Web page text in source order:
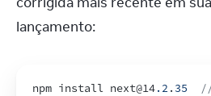
lançamento:
npm install next@14.2 . 35